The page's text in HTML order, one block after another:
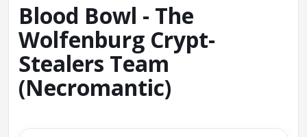
Blood Bowl - The
Wolfenburg Crypt-
Stealers Team
(Necromantic)